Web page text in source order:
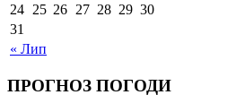
« Лип
24 25 26 27 28 29 30
31
ПРОГНОЗ ПОГОДИ